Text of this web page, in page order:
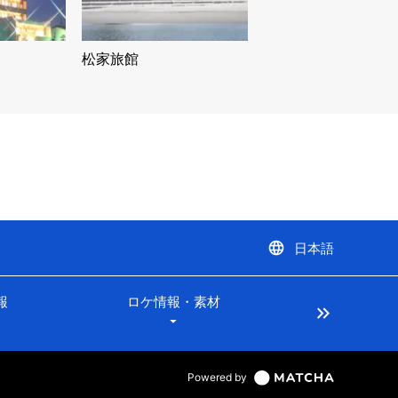
松家旅館
language 日本語
ロケ情報・素材
arrow_drop_down keyboard_double_arrow_right
Powered by